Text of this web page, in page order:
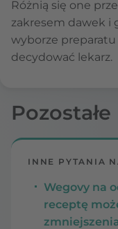
Różnią się one
zakresem dawek i
wyborze
decydować lekarz.
Pozostałe
INNE PYTANIA
Wegovy na
receptę